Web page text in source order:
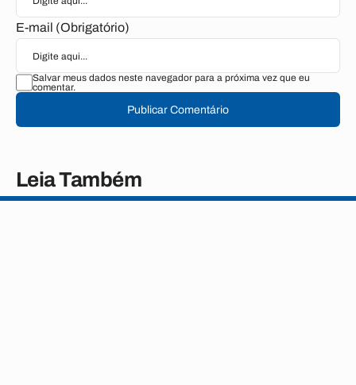
E-mail (Obrigatório)
Salvar meus dados neste navegador para a próxima vez que eu
comentar.
Publicar Comentário
Leia Também